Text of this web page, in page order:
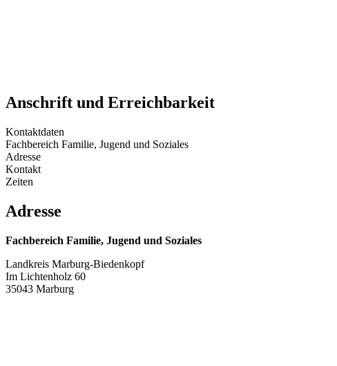
Anschrift und Erreichbarkeit
Kontaktdaten
Fachbereich Familie, Jugend und Soziales
Adresse
Kontakt
Zeiten
Adresse
Fachbereich Familie, Jugend und Soziales
Landkreis Marburg-Biedenkopf
Im Lichtenholz 60
35043 Marburg